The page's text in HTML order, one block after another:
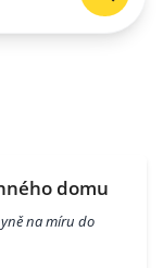
domu
na míru do